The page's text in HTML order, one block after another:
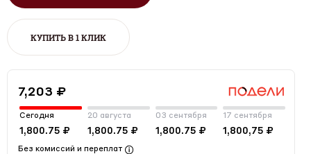
КУПИТЬ В 1 КЛИК
7,203 ₽
Сегодня
1,800.75 ₽
20 августа
1,800.75 ₽
03 сентября
1,800.75 ₽
17 сентября
1,800,75 ₽
Без комиссий и переплат